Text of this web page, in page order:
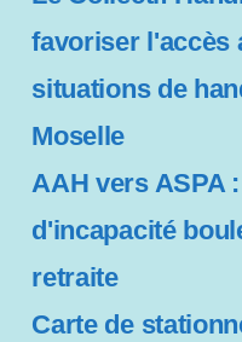
favoriser l'accès
situations de
Moselle
AAH vers ASPA
d'incapacité
retraite
Carte de